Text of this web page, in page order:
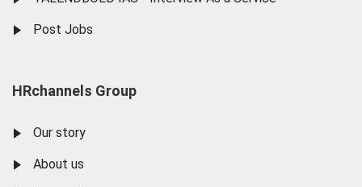
Post Jobs
HRchannels Group
Our story
About us